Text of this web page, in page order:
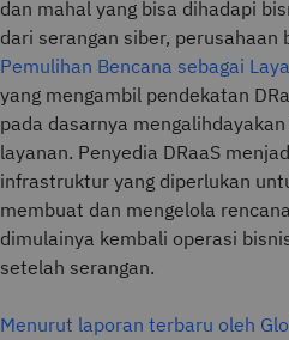
dan mahal yang bisa dihadapi
dari serangan siber, perusahaan
Pemulihan Bencana sebagai
yang mengambil pendekatan
pada dasarnya
layanan. Penyedia DRaaS
infrastruktur yang diperlukan
membuat dan mengelola
dimulainya kembali operasi
setelah serangan.
Menurut laporan terbaru oleh